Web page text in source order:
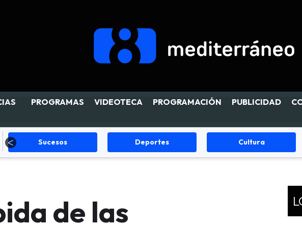
PROGRAMAS VIDEOTECA PROGRAMACIÓN PUBLICIDAD
Deportes Cultura Fiestas
de las